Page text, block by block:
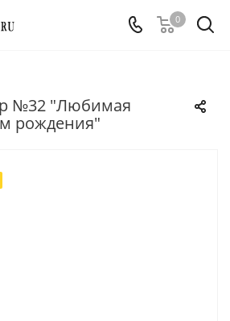
0
№32 "Любимая
рождения"